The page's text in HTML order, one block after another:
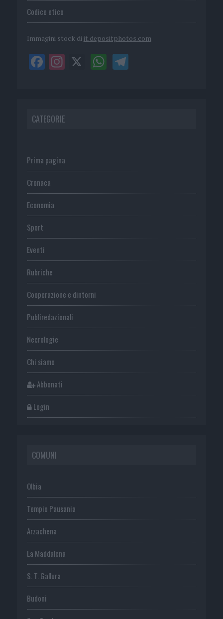
Codice etico
Immagini stock di it.depositphotos.com
CATEGORIE
Prima pagina
Cronaca
Economia
Sport
Eventi
Rubriche
Cooperazione e dintorni
Publiredazionali
Necrologie
Chi siamo
Abbonati
Login
COMUNI
Olbia
Tempio Pausania
Arzachena
La Maddalena
S. T. Gallura
Budoni